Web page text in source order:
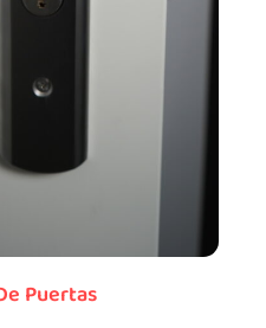
Puertas